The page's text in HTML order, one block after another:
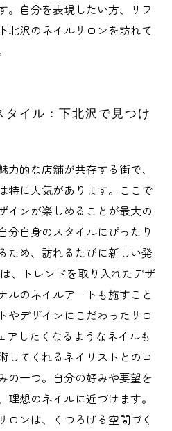
。自分を表現したい方、リフ
北沢のネイルサロンを訪れて
タイル：下北沢で見つけ
的な店舗が共存する街で、
特に人気があります。ここで
インが楽しめることが最大の
分自身のスタイルにぴったり
ため、訪れるたびに新しい発
、トレンドを取り入れたデザ
ルのネイルアートも施すこと
やデザインにこだわったサロ
アしたくなるようなネイルも
してくれるネイリストとのコ
の一つ。自分の好みや要望を
理想のネイルに近づけます。
ロンは、くつろげる空間づく